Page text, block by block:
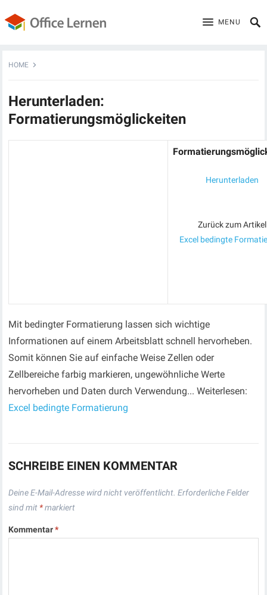
MENU
HOME
Herunterladen:
Formatierungsmöglickeiten
Herunterladen
Zurück zum Artikel
Excel bedingte
Mit bedingter Formatierung lassen sich wichtige
Informationen auf einem Arbeitsblatt schnell hervorheben.
Somit können Sie auf einfache Weise Zellen oder
Zellbereiche farbig markieren, ungewöhnliche Werte
hervorheben und Daten durch Verwendung... Weiterlesen:
Excel bedingte Formatierung
SCHREIBE EINEN KOMMENTAR
Deine E-Mail-Adresse wird nicht veröffentlicht. Erforderliche Felder
sind mit *markiert
Kommentar*